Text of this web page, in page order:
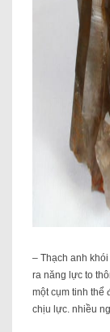
– Thạch anh
ra năng lực to
một cụm tinh thể
chịu lực. nhiều